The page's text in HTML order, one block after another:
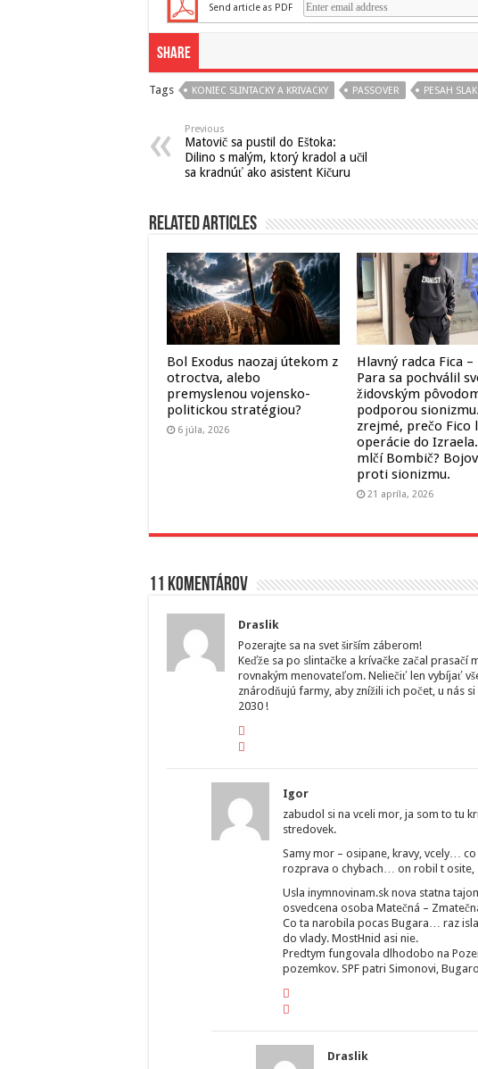
Send article as PDF
Share
Tags KONIEC SLINTACKY A KRIVACKY PASSOVER PESAH SLAK
Previous
Matovič sa pustil do Eštoka:
Dilino s malým, ktorý kradol a učil
sa kradnúť ako asistent Kičuru
Related Articles
Bol Exodus naozaj útekom z
otroctva, alebo
premyslenou vojensko-
politickou stratégiou?
6 júla, 2026
Hlavný radca Fica
Para sa pochválil
židovským
podporou
zrejmé, prečo Fico
operácie do
mlčí Bombič?
proti sionizmu.
21 apríla, 2026
11 komentárov
Draslik
Pozerajte sa na svet širším záberom!
Keďže sa po slintačke a krívačke začal prasačí
rovnakým menovateľom. Neliečiť len vybíjať
znárodňujú farmy, aby znížili ich počet, u nás
2030 !
Igor
zabudol si na vceli mor, ja som to tu
stredovek.
Samy mor – osipane, kravy, vcely…
rozprava o chybach… on robil t osite,
Usla inymnovinam.sk nova statna
osvedcena osoba Matečná –
Co ta narobila pocas Bugara… raz isla
do vlady. MostHnid asi nie.
Predtym fungovala dlhodobo na
pozemkov. SPF patri Simonovi,
Draslik